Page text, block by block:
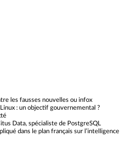
les fausses nouvelles ou infox
Linux : un objectif gouvernemental ?
Data, spécialiste de PostgreSQL
dans le plan français sur l’intelligence